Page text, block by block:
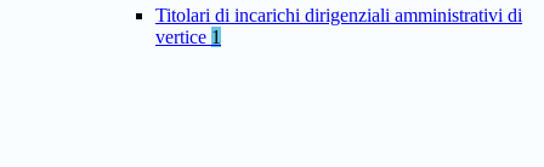
Titolari di incarichi dirigenziali amministrativi di
vertice 1